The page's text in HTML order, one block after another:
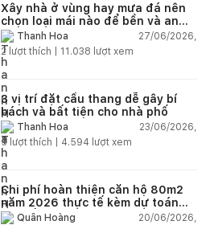
Xây nhà ở vùng hay mưa đá nên
chọn loại mái nào để bền và an
toàn?Thanh Hoa
27/06/2026,
2 lượt thích | 11.038 lượt xem
3 vị trí đặt cầu thang dễ gây bí
bách và bất tiện cho nhà phố
Thanh Hoa
23/06/2026,
5 lượt thích | 4.594 lượt xem
Chi phí hoàn thiện căn hộ 80m2
năm 2026 thực tế kèm dự toán
chi tiết từng hạng mục
Quân Hoàng
20/06/2026,